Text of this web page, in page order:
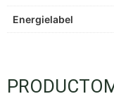
Energielabel